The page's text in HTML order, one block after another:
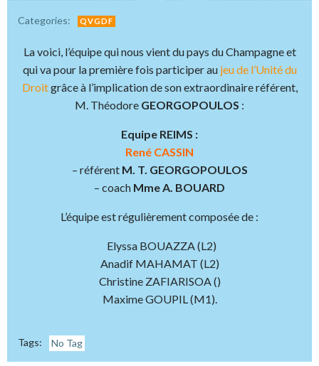
Categories: QVGDF
La voici, l’équipe qui nous vient du pays du Champagne et
qui va pour la première fois participer au jeu de l’Unité du
Droitgrâce à l’implication de son extraordinaire référent,
M. Théodore GEORGOPOULOS :
Equipe REIMS :
René CASSIN
– référent M. T. GEORGOPOULOS
– coach Mme A. BOUARD
L’équipe est régulièrement composée de :
Elyssa BOUAZZA (L2)
Anadif MAHAMAT (L2)
Christine ZAFIARISOA ()
Maxime GOUPIL (M1).
Tags: No Tag